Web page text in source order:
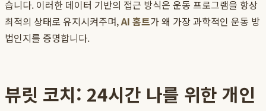
습니다. 이러한 데이터 기반의 접근 방식은 운동 프로그램을 항상
최적의 상태로 유지시켜주며,AI 홈트가 왜 가장 과학적인 운동 방
법인지를 증명합니다.
뷰릿 코치: 24시간 나를 위한 개인